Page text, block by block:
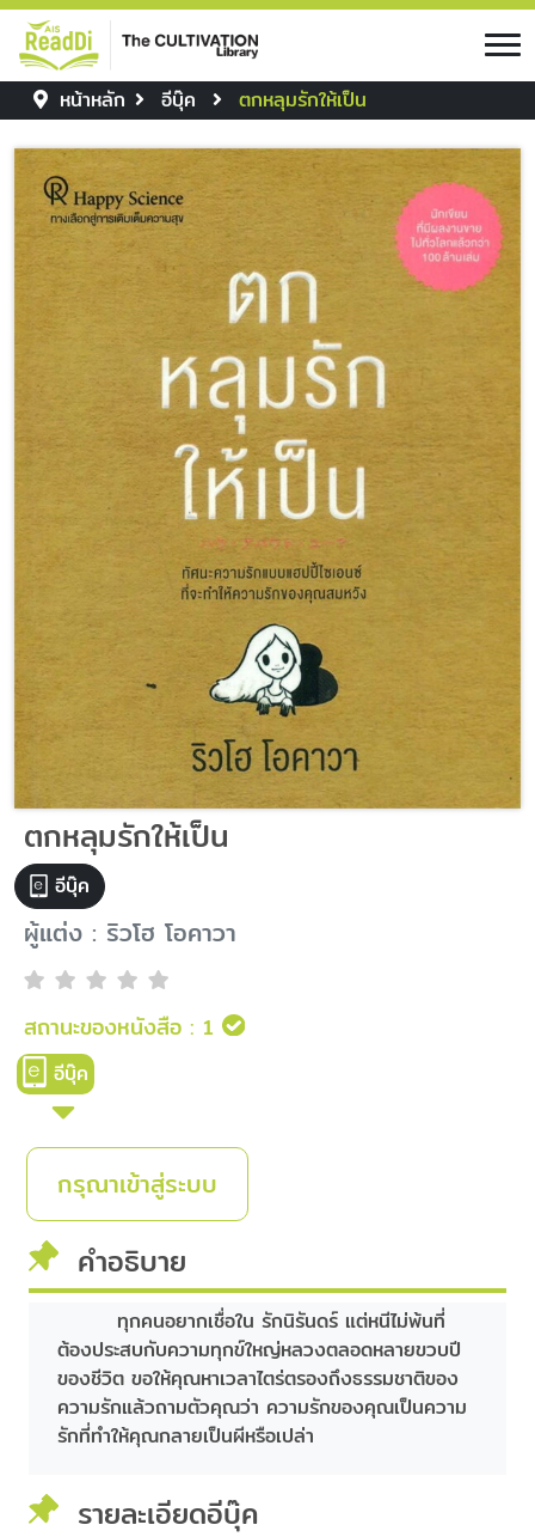
หน้าหลัก อีบุ๊ค ตกหลุมรักให้เป็น
ตกหลุมรักให้เป็น
อีบุ๊ค
ผู้แต่ง : ริวโฮ โอคาวา
สถานะของหนังสือ : 1
อีบุ๊ค
กรุณาเข้าสู่ระบบ
คำอธิบาย
ทุกคนอยากเชื่อใน รักนิรันดร์ แต่หนีไม่พ้นที่
ต้องประสบกับความทุกข์ใหญ่หลวงตลอดหลายขวบปี
ของชีวิต ขอให้คุณหาเวลาไตร่ตรองถึงธรรมชาติของ
ความรักแล้วถามตัวคุณว่า ความรักของคุณเป็นความ
รักที่ทำให้คุณกลายเป็นผีหรือเปล่า
รายละเอียดอีบุ๊ค